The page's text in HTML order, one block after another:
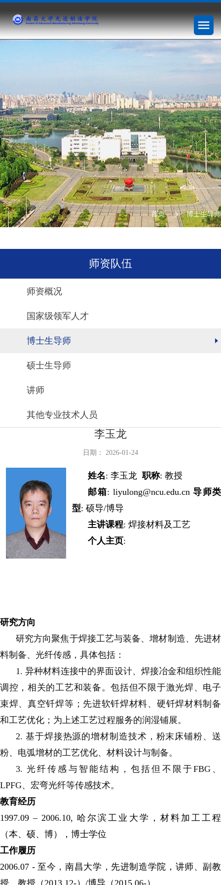
首页 博士生导师
师资队伍
师资概况
国家级领军人才
博士生导师
硕士生导师
讲师
其他专业技术人员
李玉龙
日期： 2026-01-24
姓名: 李玉龙 职称: 教授
邮箱: liyulong@ncu.edu.cn 导师类
型: 硕导/博导
主讲课程: 焊接材料及工艺
个人主页:
研究方向
研究方向聚焦于焊接工艺与装备、增材制造、先进材
料制备、光纤传感，具体包括：
1. 异种材料连接中的界面设计、焊接冶金和组织性能
调控，相关的工艺和装备。包括但不限于激光焊、电子
束焊、真空钎焊等；先进软钎焊材料、硬钎焊材料制备
和工艺优化；为上述工艺过程服务的润湿铺展。
2. 基于焊接热源的增材制造技术，粉末床铺粉、送
粉、电弧增材的工艺优化、材料设计与制备。
3. 光纤传感与智能结构，包括但不限于FBG、
LPFG、宏弯光纤等传感技术。
教育经历
1997.09 – 2006.10, 哈尔滨工业大学，材料加工工程
（本、硕、博），博士学位
工作履历
2006.07 - 至今，南昌大学，先进制造学院，讲师、副教
授、教授（2013.12-）/博导（2015.06-）